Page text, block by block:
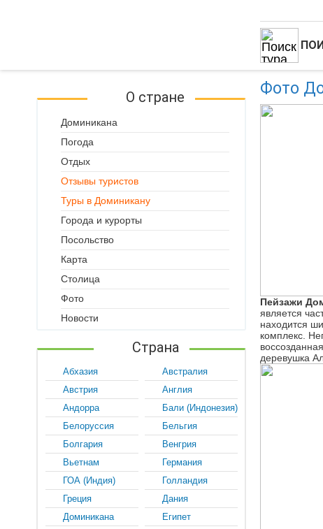
Фото
Пейзажи
является
находится
комплекс.
деревушка
О стране
Доминикана
Погода
Отдых
Отзывы туристов
Туры в Доминикану
Города и курорты
Посольство
Карта
Столица
Фото
Новости
Страна
Абхазия
Австралия
Австрия
Англия
Андорра
Бали (Индонезия)
Белоруссия
Бельгия
Болгария
Венгрия
Вьетнам
Германия
ГОА (Индия)
Голландия
Греция
Дания
Доминикана
Египет